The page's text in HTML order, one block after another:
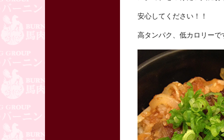
安心してください！！
高タンパク、低カロリーで